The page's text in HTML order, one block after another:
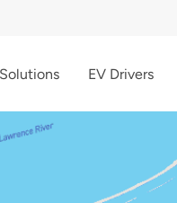
EV Drivers